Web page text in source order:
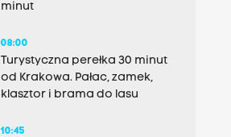
minut
08:00
Turystyczna perełka 30 minut
od Krakowa. Pałac, zamek,
klasztor i brama do lasu
10:45